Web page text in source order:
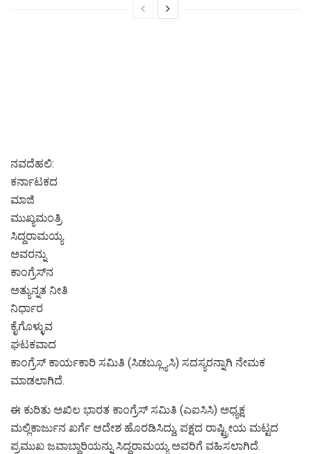
ನವದೆಹಲಿ:
ಕರ್ನಾಟಕದ
ಮಾಜಿ
ಮುಖ್ಯಮಂತ್ರಿ
ಸಿದ್ದರಾಮಯ್ಯ
ಅವರನ್ನು
ಕಾಂಗ್ರೆಸ್‌ನ
ಅತ್ಯುನ್ನತ ನೀತಿ
ನಿರ್ಧಾರ
ಕೈಗೊಳ್ಳುವ
ಘಟಕವಾದ
ಕಾಂಗ್ರೆಸ್ ಕಾರ್ಯಕಾರಿ ಸಮಿತಿ (ಸಿಡಬ್ಲ್ಯೂಸಿ) ಸದಸ್ಯರನ್ನಾಗಿ ನೇಮಕ
ಮಾಡಲಾಗಿದೆ.
ಈ ಕುರಿತು ಅಖಿಲ ಭಾರತ ಕಾಂಗ್ರೆಸ್ ಸಮಿತಿ (ಎಐಸಿಸಿ) ಅಧ್ಯಕ್ಷ
ಮಲ್ಲಿಕಾರ್ಜುನ ಖರ್ಗೆ ಆದೇಶ ಹೊರಡಿಸಿದ್ದು, ಪಕ್ಷದ ರಾಷ್ಟ್ರೀಯ ಮಟ್ಟದ
ಪ್ರಮುಖ ಜವಾಬ್ದಾರಿಯನ್ನು ಸಿದ್ದರಾಮಯ್ಯ ಅವರಿಗೆ ವಹಿಸಲಾಗಿದೆ.